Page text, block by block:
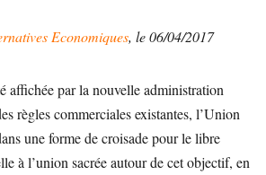
Economiques, le 06/04/2017
affichée par la nouvelle administration
règles commerciales existantes, l’Union
une forme de croisade pour le libre
à l’union sacrée autour de cet objectif, en